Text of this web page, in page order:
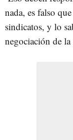
nada, es falso
sindicatos, y lo
negociación de la